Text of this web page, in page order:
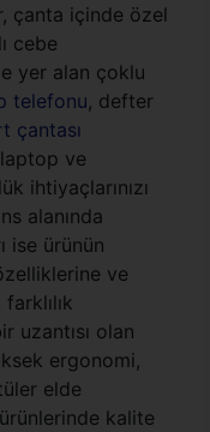
çanta içinde özel
cebe
yer alan çoklu
telefonu, defter
çantası
ve
ihtiyaçlarınızı
alanında
ise ürünün
ve
uzantısı olan
ergonomi,
elde
kalite